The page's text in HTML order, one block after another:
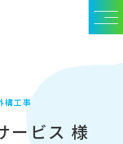
構工事
ービス 様